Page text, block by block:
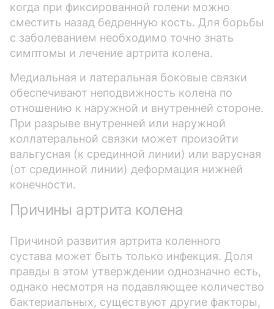
когда при фиксированной голени можно
сместить назад бедренную кость. Для борьбы
с заболеванием необходимо точно знать
симптомы и лечение артрита колена.
Медиальная и латеральная боковые связки
обеспечивают неподвижность колена по
отношению к наружной и внутренней стороне.
При разрыве внутренней или наружной
коллатеральной связки может произойти
вальгусная (к срединной линии) или варусная
(от срединной линии) деформация нижней
конечности.
Причины артрита колена
Причиной развития артрита коленного
сустава может быть только инфекция. Доля
правды в этом утверждении однозначно есть,
однако несмотря на подавляющее количество
бактериальных, существуют другие факторы,